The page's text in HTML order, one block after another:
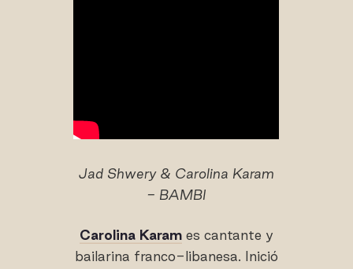
Jad Shwery & Carolina Karam
- BAMBI
Carolina Karames cantante y
bailarina franco-libanesa. Inició